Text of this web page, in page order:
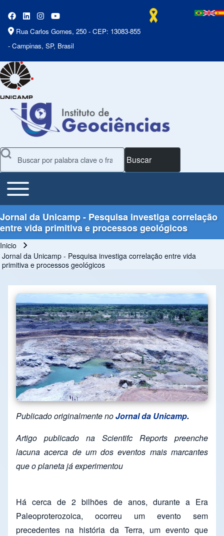
Rua Carlos Gomes, 250 - CEP: 13083-855
- Campinas, SP, Brasil
Buscar
Main Menu
Toggle main menu
Jornal da Unicamp - Pesquisa investiga correlação
entre vida primitiva e processos geológicos
Ruta de navegación
Inicio
Jornal da Unicamp - Pesquisa investiga correlação entre vida
primitiva e processos geológicos
Publicado originalmente noJornal da Unicamp.
Artigo publicado na Scientifc Reports preenche
lacuna acerca de um dos eventos mais marcantes
que o planeta já experimentou
Há cerca de 2 bilhões de anos, durante a Era
Paleoproterozoica, ocorreu um evento sem
precedentes na história da Terra, um evento que